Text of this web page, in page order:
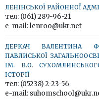
ЛЕНІНСЬКОЇ РАЙОННОЇ
тел: (061) 289-96-21
e-mail: lenroo@ukr.net
ДЕРКАЧ ВАЛЕНТИНА
ПАВЛИСЬКОЇ
ІМ. В.О.
ІСТОРІЇ
тел: (05238) 2-23-56
e-mail: